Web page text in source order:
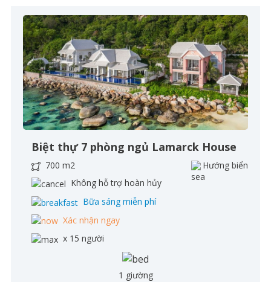
Biệt thự 7 phòng ngủ Lamarck House
700 m2
Hướng biển
Không hỗ trợ hoàn hủy
Bữa sáng miễn phí
Xác nhận ngay
x 15 người
1 giường